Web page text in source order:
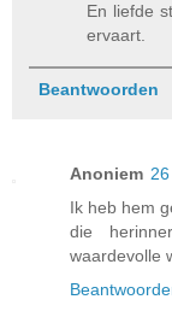
En liefde
ervaart.
Beantwoorden
Anoniem
Ik heb hem
die
waardevolle